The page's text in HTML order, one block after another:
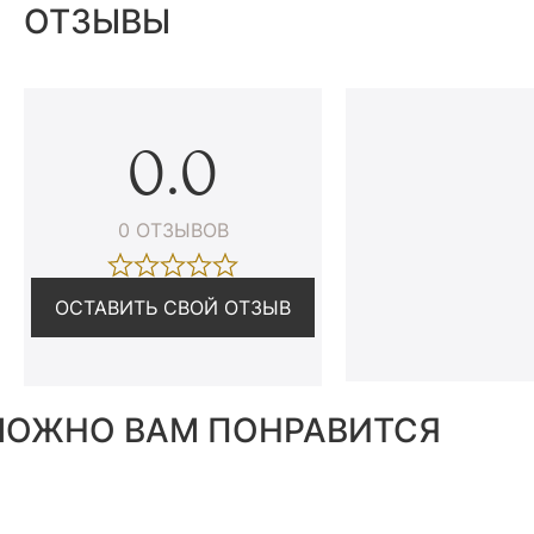
ОТЗЫВЫ
0.0
0 ОТЗЫВОВ
ОСТАВИТЬ СВОЙ ОТЗЫВ
ВАМ ПОНРАВИТСЯ